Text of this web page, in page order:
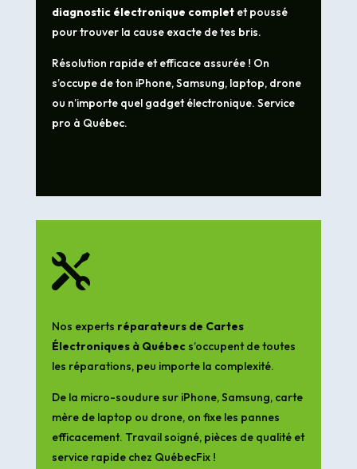
diagnostic électronique completet poussé
pour trouver la cause exacte de tes bris.
Résolution rapide et efficace assurée ! On
s’occupe de ton iPhone, Samsung, laptop, drone
ou n’importe quel gadget électronique. Service
pro à Québec.

Nos experts réparateurs de Cartes
Électroniques à Québecs’occupent de toutes
les réparations, peu importe la complexité.
De la micro-soudure sur iPhone, Samsung, carte
mère de laptop ou drone, on fixe les pannes
efficacement. Travail soigné, pièces de qualité et
service rapide chez QuébecFix !